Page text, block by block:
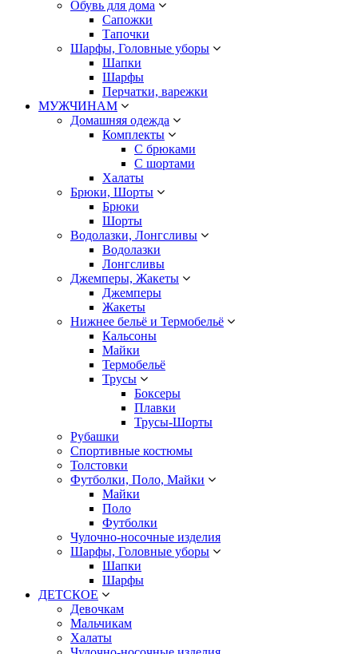
Обувь для дома
Сапожки
Тапочки
Шарфы, Головные уборы
Шапки
Шарфы
Перчатки, варежки
МУЖЧИНАМ
Домашняя одежда
Комплекты
С брюками
С шортами
Халаты
Брюки, Шорты
Брюки
Шорты
Водолазки, Лонгсливы
Водолазки
Лонгсливы
Джемперы, Жакеты
Джемперы
Жакеты
Нижнее бельё и Термобельё
Кальсоны
Майки
Термобельё
Трусы
Боксеры
Плавки
Трусы-Шорты
Рубашки
Спортивные костюмы
Толстовки
Футболки, Поло, Майки
Майки
Поло
Футболки
Чулочно-носочные изделия
Шарфы, Головные уборы
Шапки
Шарфы
ДЕТСКОЕ
Девочкам
Мальчикам
Халаты